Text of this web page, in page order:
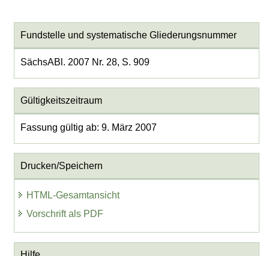
Fundstelle und systematische Gliederungsnummer
SächsABl. 2007 Nr. 28, S. 909
Gültigkeitszeitraum
Fassung gültig ab: 9. März 2007
Drucken/Speichern
HTML-Gesamtansicht
Vorschrift als PDF